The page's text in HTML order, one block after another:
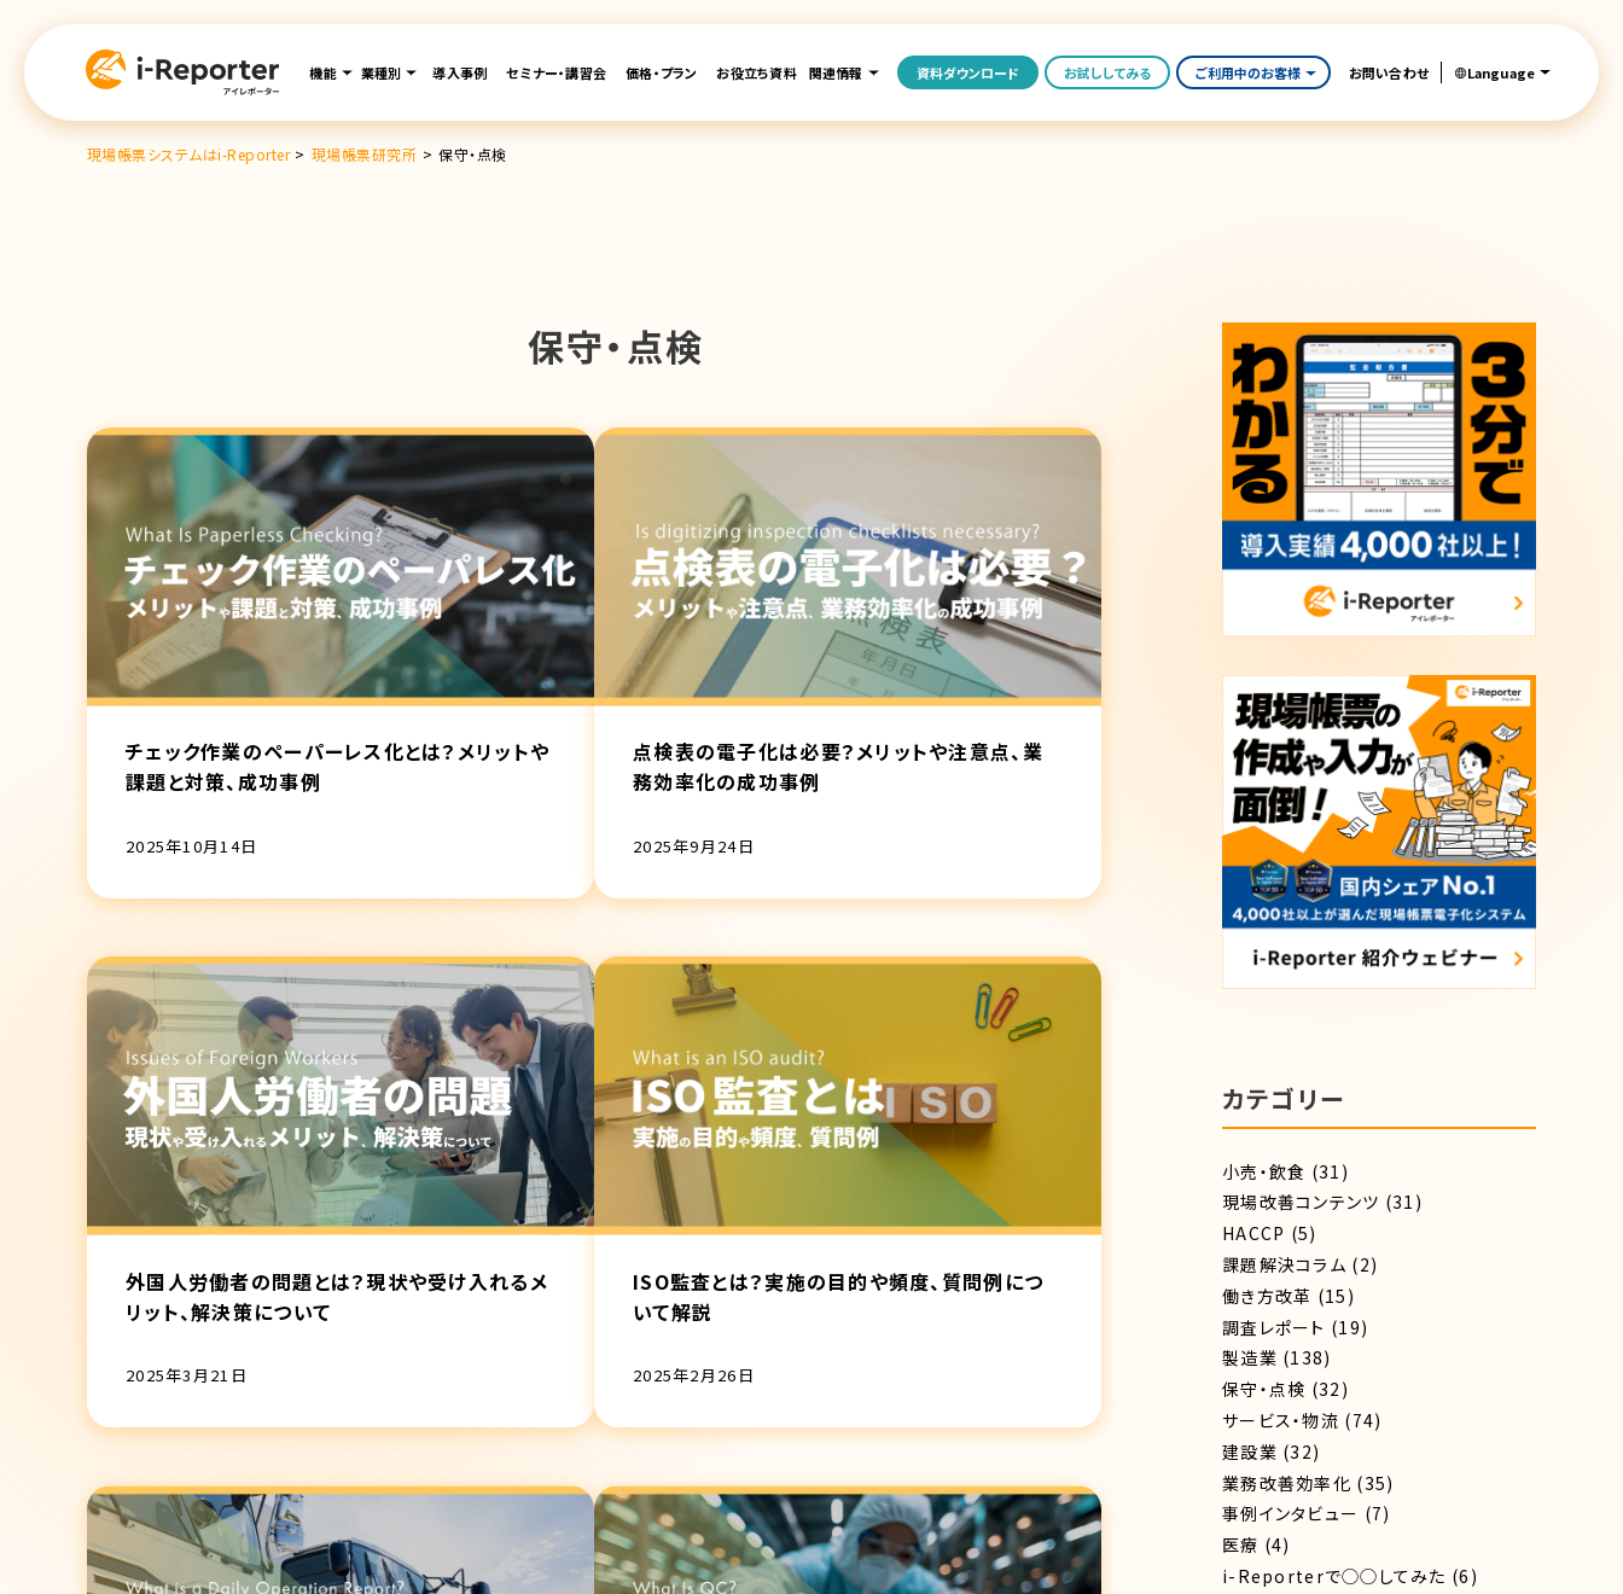
機能 業種別 導入事例 セミナー・講習会 価格・プラン お役立ち資料 関連情報 資料ダウンロード お試ししてみる ご利用中のお客様 お問い合わせ Language
現場帳票システムはi-Reporter> 現場帳票研究所 >保守・点検
保守・点検
チェック作業のペーパーレス化とは？メリットや
課題と対策、成功事例
2025年10月14日
点検表の電子化は必要？メリットや注意点、業
務効率化の成功事例
2025年9月24日
外国人労働者の問題とは？現状や受け入れるメ
リット、解決策について
2025年3月21日
ISO監査とは？実施の目的や頻度、質問例につ
いて解説
2025年2月26日
カテゴリー
小売・飲食 (31)
現場改善コンテンツ (31)
HACCP (5)
課題解決コラム (2)
働き方改革 (15)
調査レポート (19)
製造業 (138)
保守・点検 (32)
サービス・物流 (74)
建設業 (32)
業務改善効率化 (35)
事例インタビュー (7)
医療 (4)
i-Reporterで◯◯してみた (6)